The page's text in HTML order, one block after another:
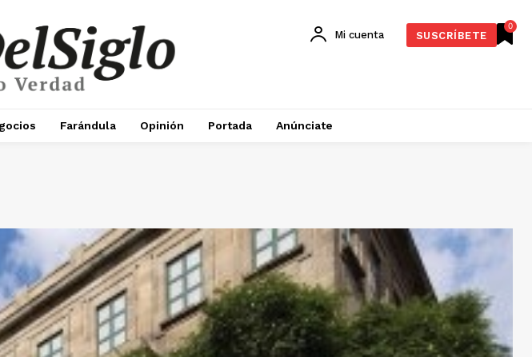
0
Mi cuenta SUSCRÍBETE
Farándula Opinión Portada Anúnciate